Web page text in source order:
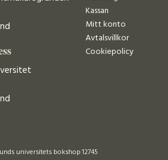
Kassan
Mitt konto
Avtalsvillkor
Cookiepolicy
universitets bokshop 12745